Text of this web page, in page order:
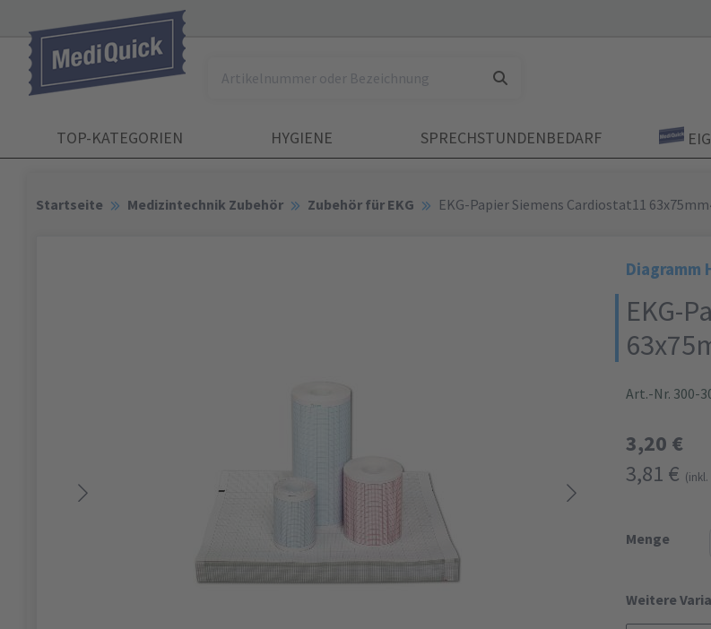
TOP-KATEGORIEN HYGIENE SPRECHSTUNDENBEDARF
Startseite Medizintechnik Zubehör Zubehör für EKG EKG-Papier Siemens Cardiostat11
Diagramm
EKG-
Art.-Nr. 300-
3,20 €
3,81 € (inkl.
Menge
Weitere